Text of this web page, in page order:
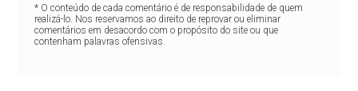
* O conteúdo de cada comentário é de responsabilidade de quem
realizá-lo. Nos reservamos ao direito de reprovar ou eliminar
comentários em desacordo com o propósito do site ou que
contenham palavras ofensivas.